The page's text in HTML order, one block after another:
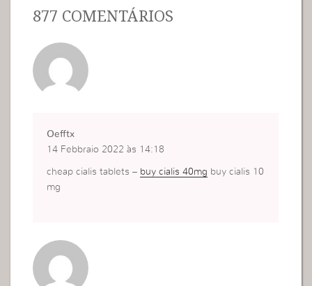
877 COMENTÁRIOS
Oefftx
14 Febbraio 2022 às 14:18
cheap cialis tablets – buy cialis 40mg buy cialis 10
mg